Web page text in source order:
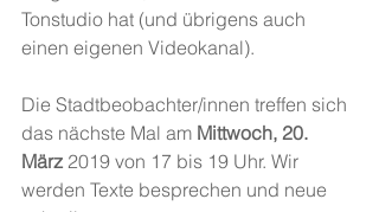
Tonstudio hat (und übrigens auch
einen eigenen Videokanal).
Die Stadtbeobachter/innen treffen sich
das nächste Mal am Mittwoch, 20.
März 2019 von 17 bis 19 Uhr. Wir
werden Texte besprechen und neue